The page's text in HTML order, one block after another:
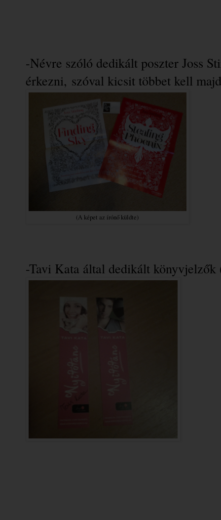
-Névre szóló dedikált poszter Joss
érkezni, szóval kicsit többet kell
(A képet az írónő küldte)
-Tavi Kata által dedikált könyvjelzők